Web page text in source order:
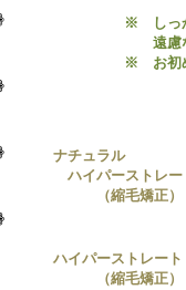
※ しっ
遠慮
※ お初
ナチュラル
ハイパーストレー
（縮毛矯正）
ハイパーストレート
（縮毛矯正）